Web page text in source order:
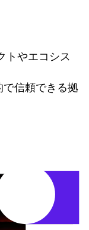
トやエコシス
信頼できる拠